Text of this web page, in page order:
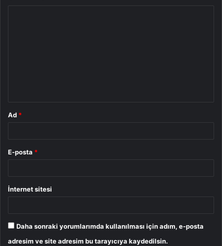
Ad *
E-posta *
İnternet sitesi
Daha sonraki yorumlarımda kullanılması için adım, e-posta
adresim ve site adresim bu tarayıcıya kaydedilsin.